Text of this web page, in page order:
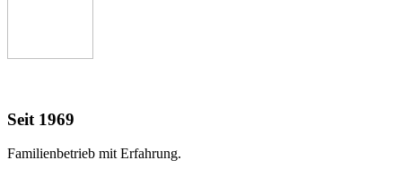
Seit 1969
Familienbetrieb mit Erfahrung.